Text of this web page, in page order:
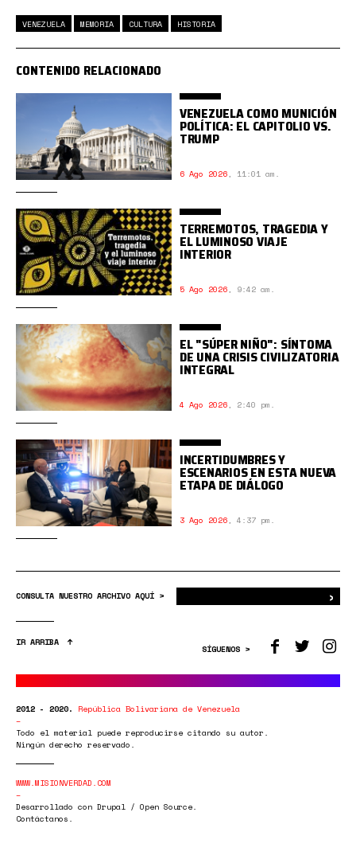
VENEZUELA MEMORIA CULTURA HISTORIA
CONTENIDO RELACIONADO
VENEZUELA COMO MUNICIÓN
POLÍTICA: EL CAPITOLIO VS.
TRUMP
6 Ago 2026, 11:01 am.
TERREMOTOS, TRAGEDIA Y
EL LUMINOSO VIAJE
INTERIOR
5 Ago 2026, 9:42 am.
EL "SÚPER NIÑO": SÍNTOMA
DE UNA CRISIS CIVILIZATORIA
INTEGRAL
4 Ago 2026, 2:40 pm.
INCERTIDUMBRES Y
ESCENARIOS EN ESTA NUEVA
ETAPA DE DIÁLOGO
3 Ago 2026, 4:37 pm.
CONSULTA NUESTRO ARCHIVO AQUÍ > ›
IR ARRIBA
SÍGUENOS >
2012 - 2020. República Bolivariana de Venezuela
Todo el material puede reproducirse citando su autor.
Ningún derecho reservado.
WWW.MISIONVERDAD.COM
Desarrollado con Drupal / Open Source.
Contáctanos.